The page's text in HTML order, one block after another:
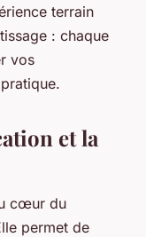
terrain
: chaque
vos
et la
cœur du
permet de